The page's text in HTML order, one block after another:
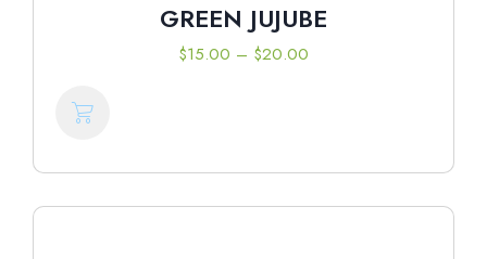
GREEN JUJUBE
$15.00 – $20.00